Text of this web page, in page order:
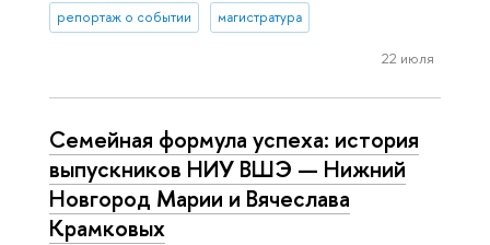
репортаж о событии магистратура
22 июля
Семейная формула успеха: история
выпускников НИУ ВШЭ — Нижний
Новгород Марии и Вячеслава
Крамковых